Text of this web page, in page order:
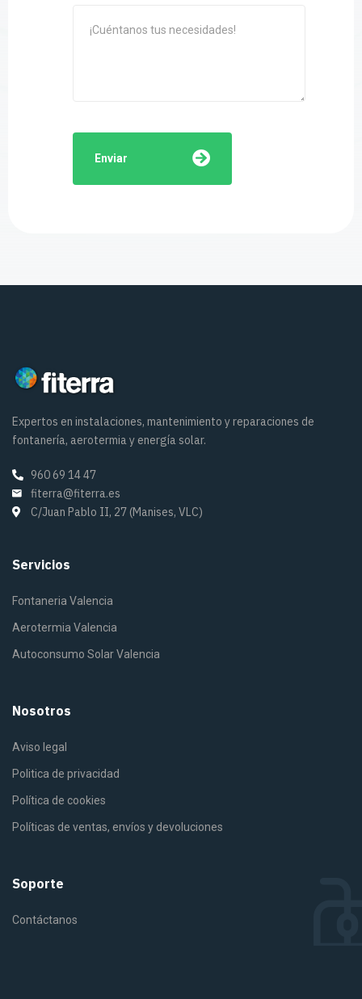
Enviar
Expertos en instalaciones, mantenimiento y reparaciones de
fontanería, aerotermia y energía solar.
960 69 14 47
fiterra@fiterra.es
C/Juan Pablo II, 27 (Manises, VLC)
Servicios
Fontaneria Valencia
Aerotermia Valencia
Autoconsumo Solar Valencia
Nosotros
Aviso legal
Politica de privacidad
Política de cookies
Políticas de ventas, envíos y devoluciones
Soporte
Contáctanos